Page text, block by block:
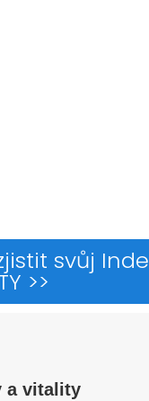
svůj
>>
a vitality